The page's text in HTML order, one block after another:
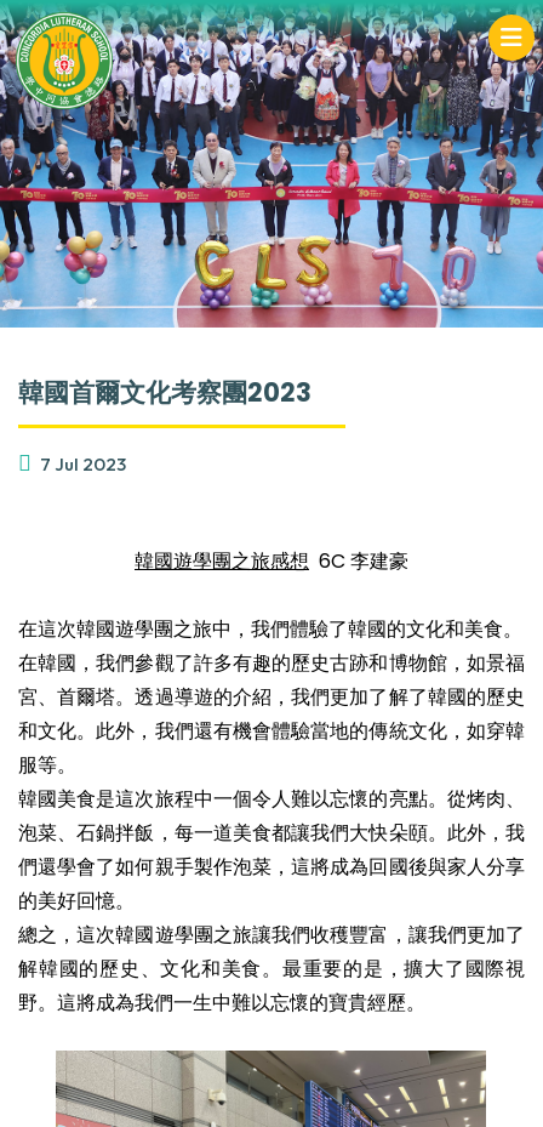
韓國首爾文化考察團2023
7 Jul 2023
韓國遊學團之旅感想 6C 李建豪
在這次韓國遊學團之旅中，我們體驗了韓國的文化和美食。
在韓國，我們參觀了許多有趣的歷史古跡和博物館，如景福
宮、首爾塔。透過導遊的介紹，我們更加了解了韓國的歷史
和文化。此外，我們還有機會體驗當地的傳統文化，如穿韓
服等。
韓國美食是這次旅程中一個令人難以忘懷的亮點。從烤肉、
泡菜、石鍋拌飯，每一道美食都讓我們大快朵頤。此外，我
們還學會了如何親手製作泡菜，這將成為回國後與家人分享
的美好回憶。
總之，這次韓國遊學團之旅讓我們收穫豐富，讓我們更加了
解韓國的歷史、文化和美食。最重要的是，擴大了國際視
野。這將成為我們一生中難以忘懷的寶貴經歷。